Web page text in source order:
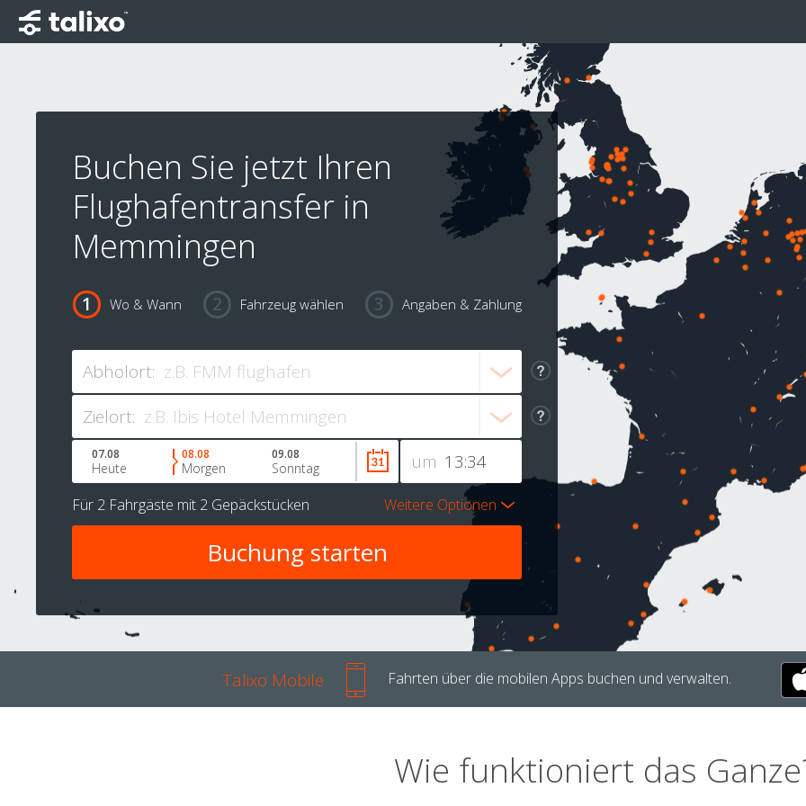
Buchen Sie jetzt Ihren
Flughafentransfer in
Memmingen
Wo & Wann Fahrzeug wählen Angaben & Zahlung
Abholort:
Zielort:
um
07.08
Heute
08.08
Morgen
09.08
Sonntag
Für 2 Fahrgäste mit 2 Gepäckstücken Weitere Optionen
Talixo Mobile Fahrten über die mobilen Apps buchen und verwalten.
Wie funktioniert das